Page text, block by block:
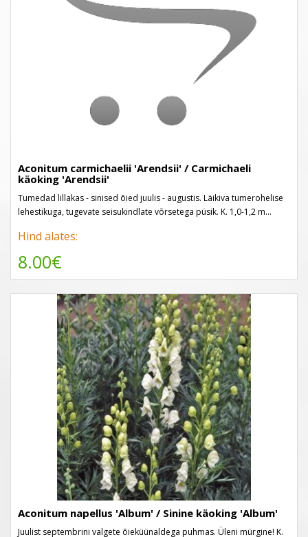
Aconitum carmichaelii 'Arendsii' / Carmichaeli
käoking 'Arendsii'
Tumedad lillakas - sinised õied juulis - augustis. Läikiva tumerohelise
lehestikuga, tugevate seisukindlate võrsetega püsik. K. 1,0-1,2 m...
Hind alates:
8.00€
Aconitum napellus 'Album' / Sinine käoking 'Album'
Juulist septembrini valgete õieküünaldega puhmas. Üleni mürgine! K.